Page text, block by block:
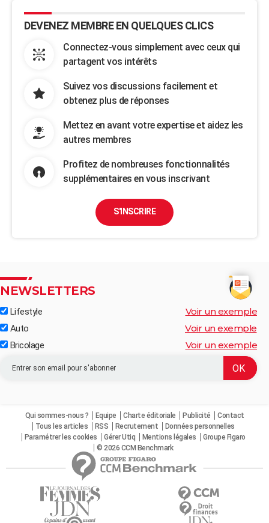
DEVENEZ MEMBRE EN QUELQUES CLICS
Connectez-vous simplement avec ceux qui
partagent vos intérêts
Suivez vos discussions facilement et
obtenez plus de réponses
Mettez en avant votre expertise et aidez les
autres membres
Profitez de nombreuses fonctionnalités
supplémentaires en vous inscrivant
S'INSCRIRE
NEWSLETTERS
Lifestyle Voir un exemple
Auto Voir un exemple
Bricolage Voir un exemple
Qui sommes-nous ? Equipe Charte éditoriale Publicité
Contact
Tous les articles
RSS Recrutement
Données personnelles
Paramétrer les cookies
Gérer Utiq Mentions légales
Groupe Figaro
© 2026 CCM Benchmark